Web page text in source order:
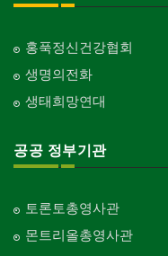
홍푹정신건강협회
생명의전화
생태희망연대
공공 정부기관
토론토총영사관
몬트리올총영사관